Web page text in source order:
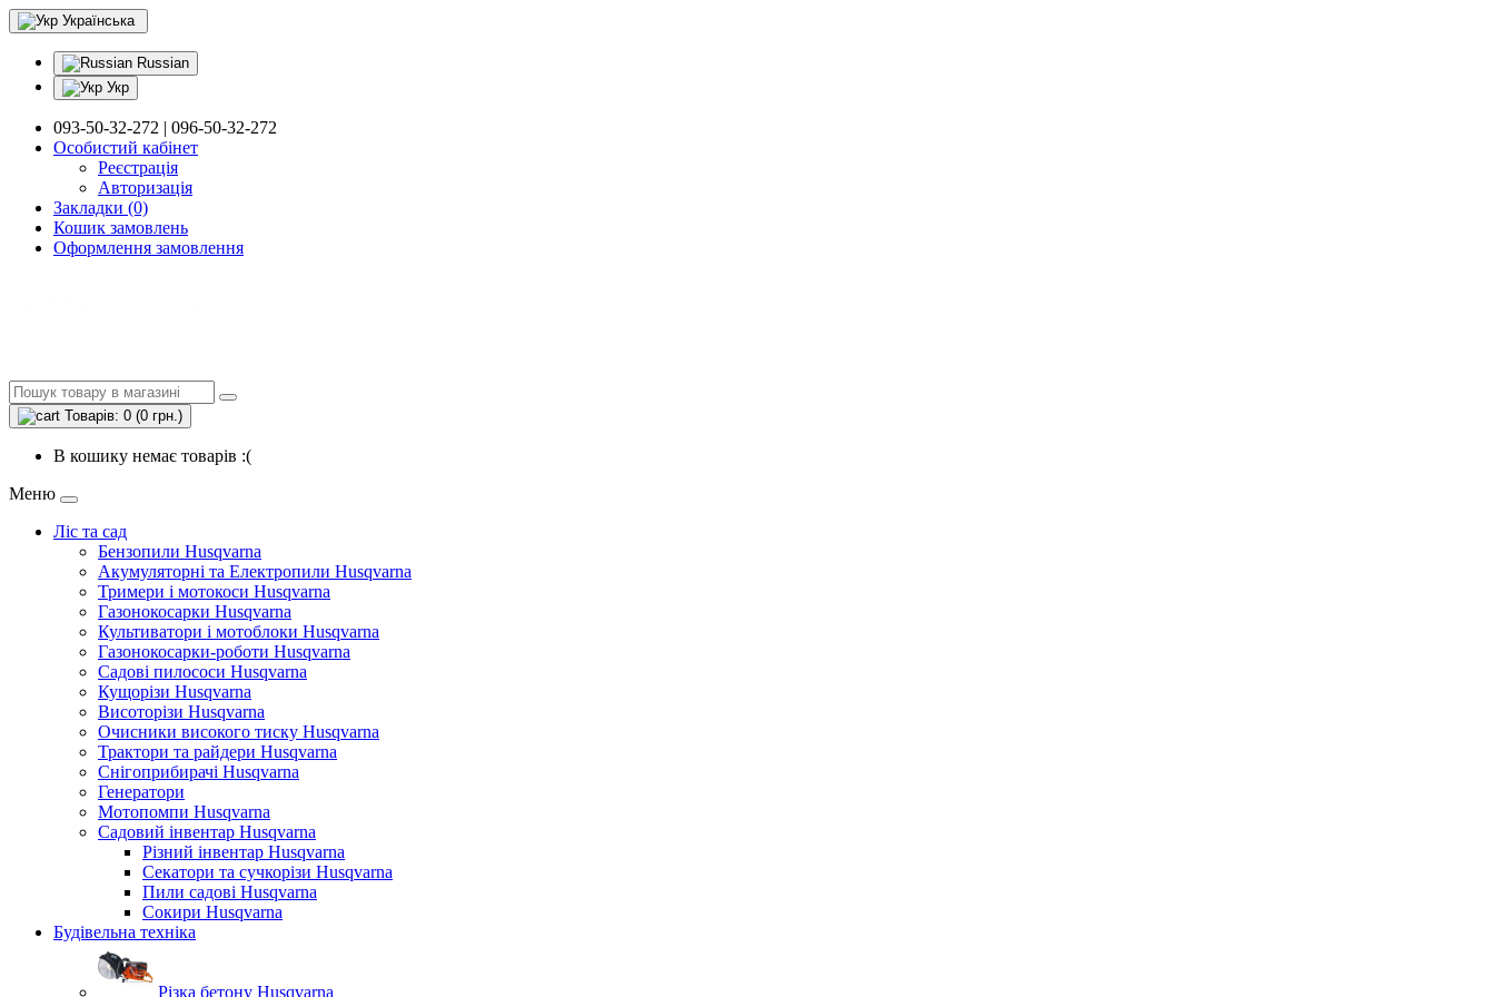
Українська
Russian
Укр
093-50-32-272 | 096-50-32-272
Особистий кабінет
Реєстрація
Авторизація
Закладки (0)
Кошик замовлень
Оформлення замовлення
Товарів: 0 (0 грн.)
В кошику немає товарів :(
Меню
Ліс та сад
Бензопили Husqvarna
Акумуляторні та Електропили Husqvarna
Тримери і мотокоси Husqvarna
Газонокосарки Husqvarna
Культиватори і мотоблоки Husqvarna
Газонокосарки-роботи Husqvarna
Садові пилососи Husqvarna
Кущорізи Husqvarna
Висоторізи Husqvarna
Очисники високого тиску Husqvarna
Трактори та райдери Husqvarna
Снігоприбирачі Husqvarna
Генератори
Мотопомпи Husqvarna
Садовий інвентар Husqvarna
Різний інвентар Husqvarna
Секатори та сучкорізи Husqvarna
Пили садові Husqvarna
Сокири Husqvarna
Будівельна техніка
Різка бетону Husqvarna